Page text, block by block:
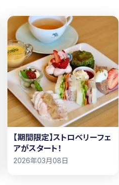
【期間限定】ストロベリーフェ
アがスタート！
2026年03月08日